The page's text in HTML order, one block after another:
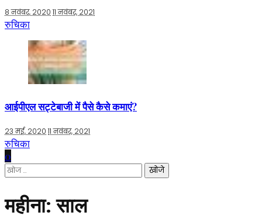
8 नवंबर, 2020 11 नवंबर, 2021
रुचिका
आईपीएल सट्टेबाजी में पैसे कैसे कमाएं?
23 मई, 2020 11 नवंबर, 2021
रुचिका
0
निम्न
को
खोजें:
महीना:साल